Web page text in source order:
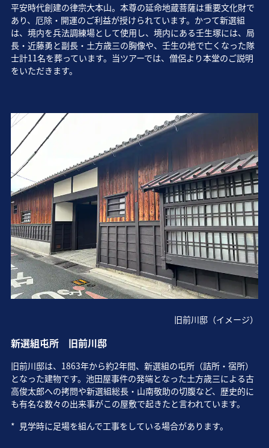
平安時代創建の律宗大本山。本尊の延命地蔵菩薩は重要文化財で
あり、厄除・開運のご利益が授けられています。かつて新選組
は、境内を兵法調練場として使用し、境内にある壬生塚には、局
長・近藤勇と副長・土方歳三の胸像や、壬生の地で亡くなった隊
士計11名を葬っています。当ツアーでは、僧侶より本堂のご説明
をいただきます。
旧前川邸（イメージ）
新選組屯所 旧前川邸
旧前川邸は、1863年から約2年間、新選組の屯所（詰所・宿所）
となった建物です。池田屋事件の発端となった土方歳三による古
高俊太郎への拷問や新選組総長・山南敬助の切腹など、歴史的に
も有名な数々の出来事がこの屋敷で起きたと言われています。
* 見学時に足場を組んで工事をしている場合があります。